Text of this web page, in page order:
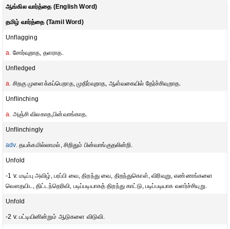
ஆங்கில வார்த்தை (English Word)
தமிழ் வார்த்தை (Tamil Word)
Unflagging
a. சோர்வுறாத, தளராத.
Unfledged
a. சிறகு முளைக்கப்பெறாத, முதிர்வுறாத, ஆள்வகையில் தேர்ச்சிவுறாத.
Unflinching
a. அஞ்சி விலகாத,பின்வாங்காத.
Unflinchingly
adv.தயக்கமில்லாமல், சிறிதும் பின்வாங்குதலின்றி.
Unfold
-1 v. மடிப்பு அவிழ், பரப்பி வை, திறந்து வை, திறந்துகொள், விரிவுறு, எண்ணங்களை
வௌதயிட, திட்டந்தெரிவி, படிப்படியாகத் திறந்து காட்டு, படிப்படியாக வளர்ச்சியுறு.
Unfold
-2 v. பட்டியினின்றும் ஆடுகளை விடுவி.